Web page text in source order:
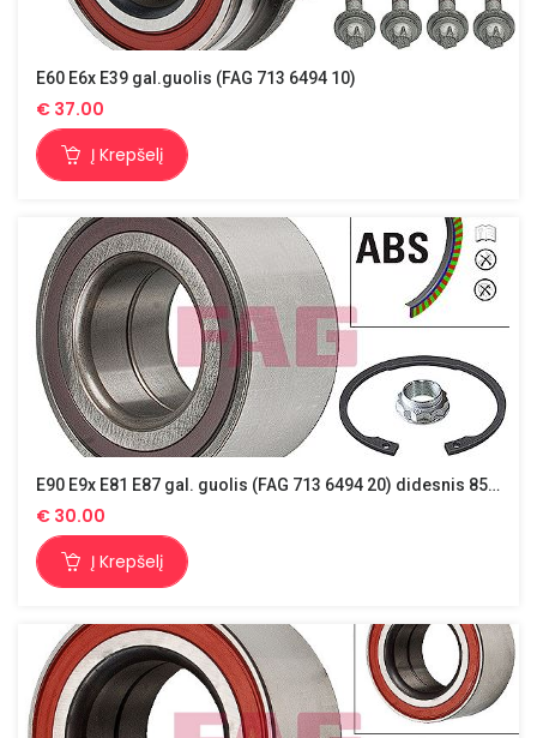
E60 E6x E39 gal.guolis (FAG 713 6494 10)
€ 37.00
Į Krepšelį
E90 E9x E81 E87 gal. guolis (FAG 713 6494 20) didesnis 85mm.
€ 30.00
Į Krepšelį